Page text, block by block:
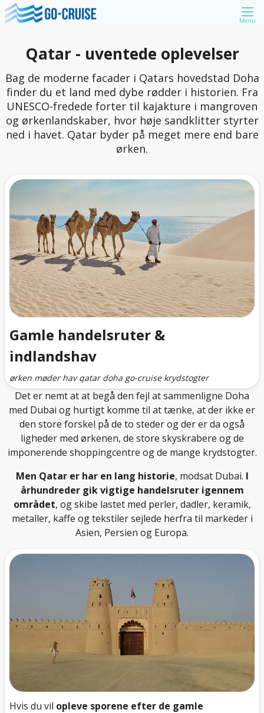
Menu
Qatar - uventede oplevelser
Bag de moderne facader i Qatars hovedstad Doha
finder du et land med dybe rødder i historien. Fra
UNESCO-fredede forter til kajakture i mangroven
og ørkenlandskaber, hvor høje sandklitter styrter
ned i havet. Qatar byder på meget mere end bare
ørken.
Gamle handelsruter &
indlandshav
ørken møder hav qatar doha go-cruise krydstogter
Det er nemt at at begå den fejl at sammenligne Doha
med Dubai og hurtigt komme til at tænke, at der ikke er
den store forskel på de to steder og der er da også
ligheder med ørkenen, de store skyskrabere og de
imponerende shoppingcentre og de mange krydstogter.
Men Qatar er har en lang historie, modsat Dubai. I
århundreder gik vigtige handelsruter igennem
området, og skibe lastet med perler, dadler, keramik,
metaller, kaffe og tekstiler sejlede herfra til markeder i
Asien, Persien og Europa.
Hvis du vil opleve sporene efter de gamle